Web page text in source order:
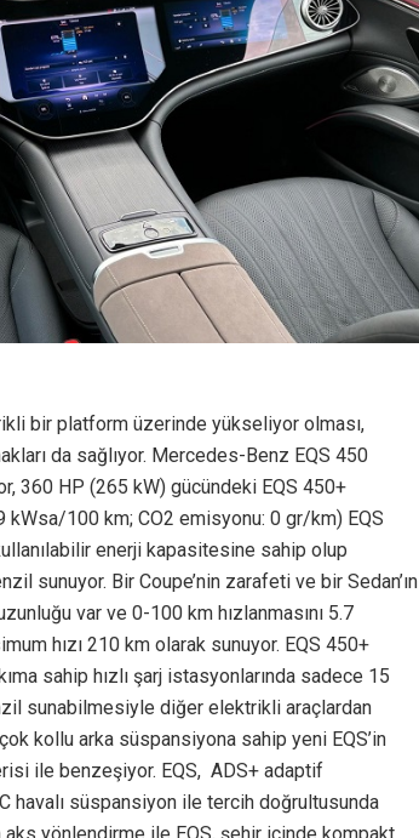
bir platform üzerinde yükseliyor olması,
da sağlıyor. Mercedes-Benz EQS 450
360 HP (265 kW) gücündeki EQS 450+
kWsa/100 km; CO2 emisyonu: 0 gr/km) EQS
enerji kapasitesine sahip olup
sunuyor. Bir Coupe’nin zarafeti ve bir Sedan’ın
var ve 0-100 km hızlanmasını 5.7
hızı 210 km olarak sunuyor. EQS 450+
sahip hızlı şarj istasyonlarında sadece 15
sunabilmesiyle diğer elektrikli araçlardan
kollu arka süspansiyona sahip yeni EQS’in
ile benzeşiyor. EQS, ADS+ adaptif
havalı süspansiyon ile tercih doğrultusunda